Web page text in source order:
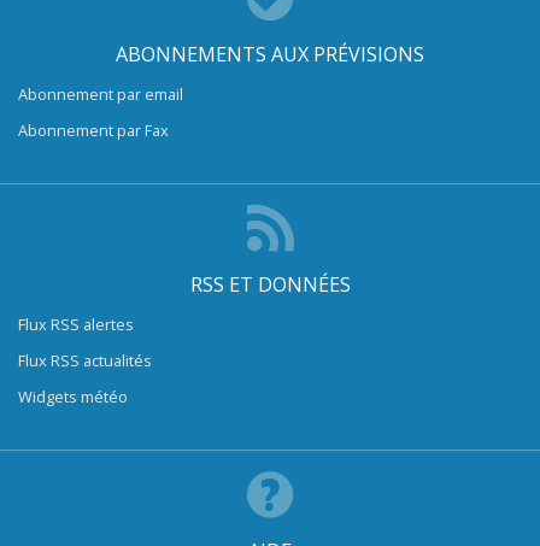
ABONNEMENTS AUX PRÉVISIONS
Abonnement par email
Abonnement par Fax
RSS ET DONNÉES
Flux RSS alertes
Flux RSS actualités
Widgets météo